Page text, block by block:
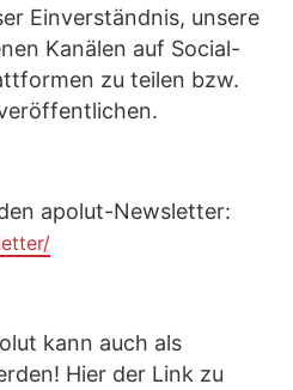
Einverständnis, unsere
Kanälen auf Social-
zu teilen bzw.
apolut-Newsletter:
kann auch als
Hier der Link zu